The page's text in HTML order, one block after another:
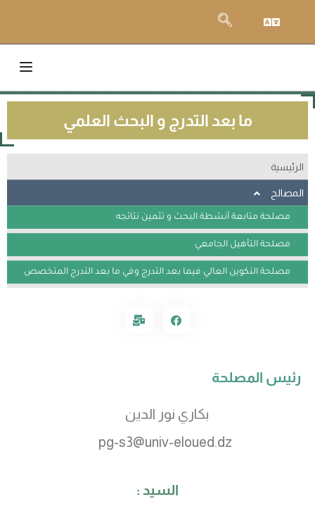
ما بعد التدرج و البحث العلمي
الرئيسية
المصالح
مصلحة متابعة أنشطة البحث و تثمين نتائجه
مصلحة التأهيل الجامعي
مصلحة التكوين العالي فيما بعد التدرج وفي ما بعد التدرج المتخصص
رئيس المصلحة
بكاري نور الدين
pg-s3@univ-eloued.dz
السيد :